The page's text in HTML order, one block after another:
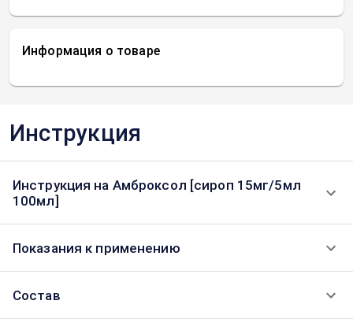
Информация о товаре
Инструкция
Инструкция на Амброксол [сироп 15мг/5мл
100мл]
Показания к применению
Состав